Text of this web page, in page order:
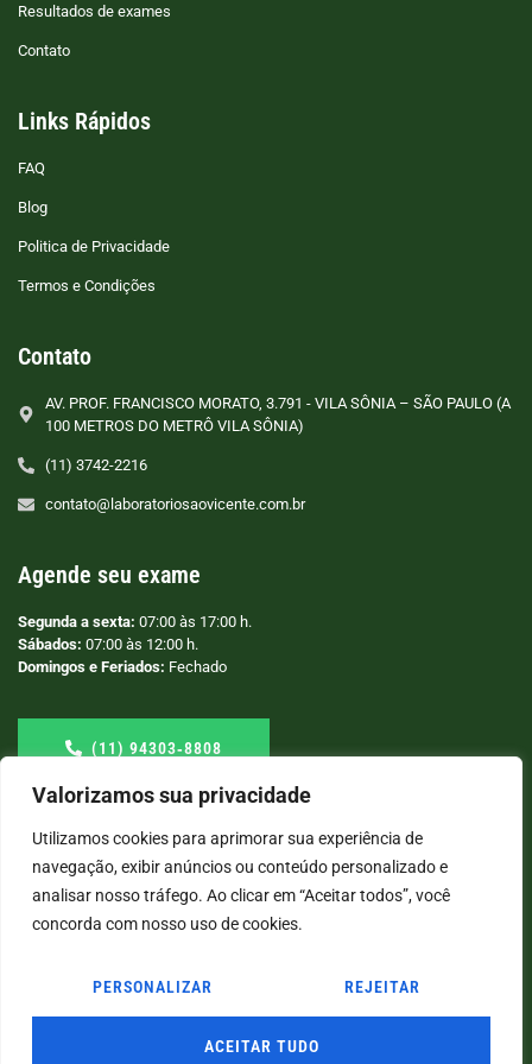
Valorizamos sua privacidade
Utilizamos cookies para aprimorar sua experiência de
navegação, exibir anúncios ou conteúdo personalizado e
analisar nosso tráfego. Ao clicar em “Aceitar todos”, você
concorda com nosso uso de cookies.
PERSONALIZAR REJEITAR
ACEITAR TUDO
Resultados de exames
Contato
Links Rápidos
FAQ
Blog
Politica de Privacidade
Termos e Condições
Contato
AV. PROF. FRANCISCO MORATO, 3.791 - VILA SÔNIA – SÃO PAULO (A
100 METROS DO METRÔ VILA SÔNIA)
(11) 3742-2216
contato@laboratoriosaovicente.com.br
Agende seu exame
Segunda a sexta: 07:00 às 17:00 h.
Sábados: 07:00 às 12:00 h.
Domingos e Feriados: Fechado
(11) 94303‑8808
© COPYRIGHT2026→ LABORATÓRIO SÃO VICENTE → POR: CONEKI - SOLUÇÕES DIGITAIS |